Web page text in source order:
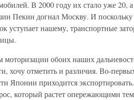
В 2000 году их стало уже 20,
Пекин догнал Москву. И
уступает нашему, транспортные
моторизации обоих наших
хочу отметить и различия. Во-
Японии приходится
который растет опережающими